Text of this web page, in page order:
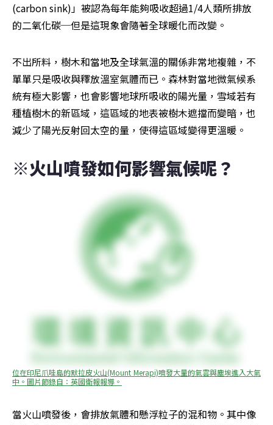
(carbon sink)」被認為每年能夠吸收超過1/4人類所排放
的二氧化碳─但是這現象會隨著全球暖化而改變。
不出所料，樹木和當地及全球氣溫的關係非常地複雜，不
單單只是吸收與釋放溫室氣體而已。森林對當地微氣候系
統有極大影響，也會影響地球所吸收的陽光量，雪域若有
種植樹木的新區域，這區域的地表被樹木遮擋而變暗，也
減少了陽光反射回太空的量，使得這區域變得更溫暖。
※火山噴發如何影響氣候呢？
位在印尼爪哇島的默拉皮火山(Mount Merapi)噴發大量的氣雲與塵埃進入大氣
中。圖片節錄自：英國衛報報導。
當火山噴發後，會排放氣體和懸浮粒子的混和物。其中像